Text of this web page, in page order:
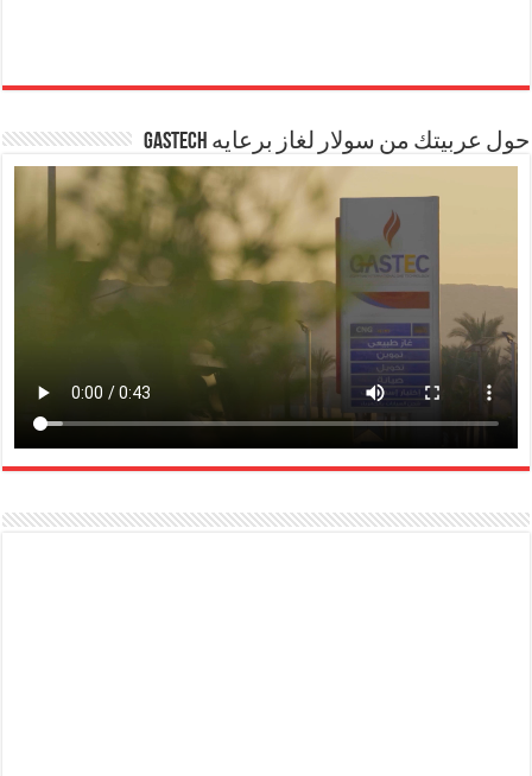
حول عربيتك من سولار لغاز برعايه GASTECH